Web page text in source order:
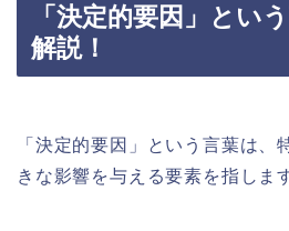
「決定的要因」とい
解説！
「決定的要因」という言葉は、
きな影響を与える要素を指しま